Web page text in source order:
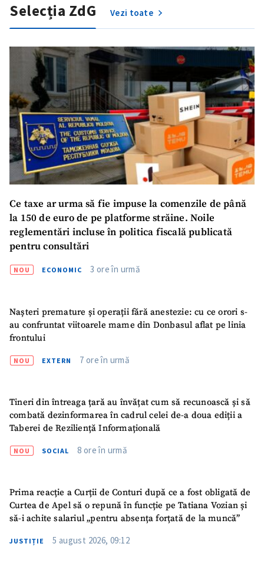
Selecția ZdG Vezi toate
Ce taxe ar urma să fie impuse la comenzile de până
la 150 de euro de pe platforme străine. Noile
reglementări incluse în politica fiscală publicată
pentru consultări
NOU ECONOMIC 3 ore în urmă
Nașteri premature și operații fără anestezie: cu ce orori s-
au confruntat viitoarele mame din Donbasul aflat pe linia
frontului
NOU EXTERN 7 ore în urmă
Tineri din întreaga țară au învățat cum să recunoască și să
combată dezinformarea în cadrul celei de-a doua ediții a
Taberei de Reziliență Informațională
NOU SOCIAL 8 ore în urmă
Prima reacție a Curții de Conturi după ce a fost obligată de
Curtea de Apel să o repună în funcție pe Tatiana Vozian și
să-i achite salariul „pentru absența forțată de la muncă”
JUSTIȚIE 5 august 2026, 09:12
Fotografie
+ Încarcă imagine
Mesajul știrei
+ Mesajul știrei
CONTACT SURSĂ